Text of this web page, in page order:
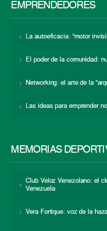
EMPRENDEDORES
La autoeficacia: “motor
El poder de la comunidad:
Networking: el arte de la
Las ideas para emprender
MEMORIAS
Club Veloz Venezolano: el
Venezuela
Vera Fortique: voz de la